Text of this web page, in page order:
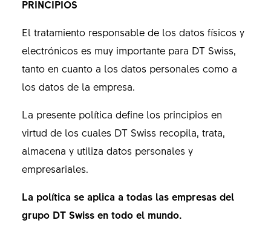
PRINCIPIOS
El tratamiento responsable de los datos físicos y
electrónicos es muy importante para DT Swiss,
tanto en cuanto a los datos personales como a
los datos de la empresa.
La presente política define los principios en
virtud de los cuales DT Swiss recopila, trata,
almacena y utiliza datos personales y
empresariales.
La política se aplica a todas las empresas del
grupo DT Swiss en todo el mundo.